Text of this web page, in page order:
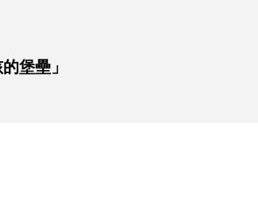
堡壘」